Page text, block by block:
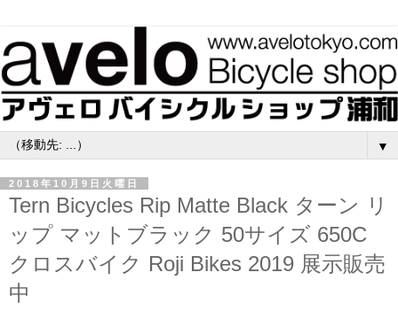
▼
2018年10月9日火曜日
Tern Bicycles Rip Matte Black ターン リ
ップ マットブラック 50サイズ 650C
クロスバイク Roji Bikes 2019 展示販売
中